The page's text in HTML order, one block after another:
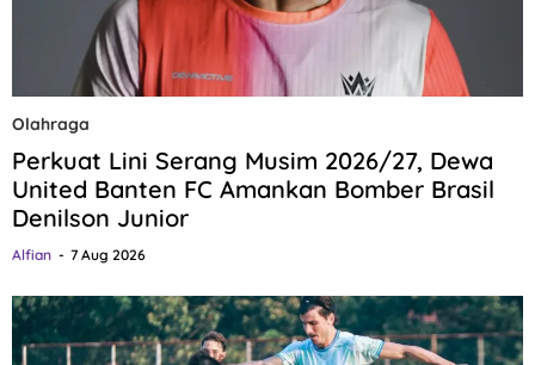
Olahraga
Perkuat Lini Serang Musim 2026/27, Dewa
United Banten FC Amankan Bomber Brasil
Denilson Junior
Alfian 7 Aug 2026